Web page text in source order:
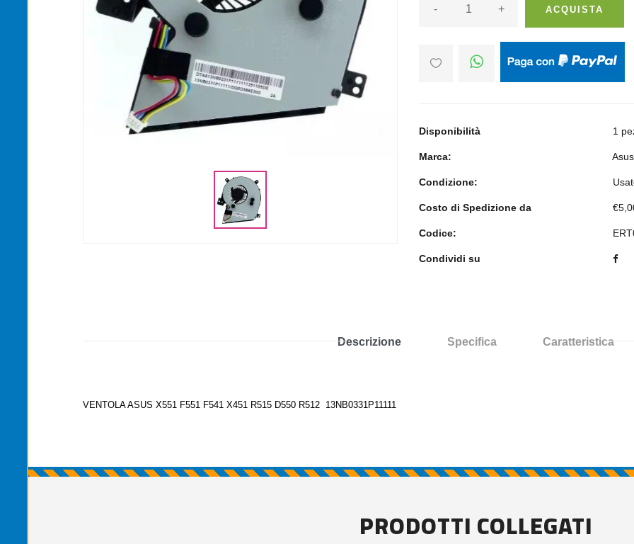
- + ACQUISTA
Disponibilità 1
Marca: Asus
Condizione:
Costo di Spedizione da
Codice:
Condividi su
Descrizione Specifica Caratteristica
VENTOLA ASUS X551 F551 F541 X451 R515 D550 R512 13NB0331P11111
PRODOTTI COLLEGATI